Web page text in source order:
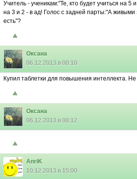
Учитель - ученикам:"Те, кто будет учиться на 5
на 3 и 2 - в ад! Голос с задней парты:"А
есть"?
Оксана
06.12.2013 в 00:10
Купил таблетки для повышения интеллекта. Не
Оксана
06.12.2013 в 00:12
AnriK
10.12.2013 в 15:00